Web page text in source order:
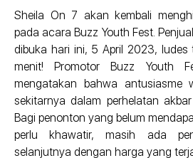
Sheila On 7 akan kembali
pada acara Buzz Youth Fest.
dibuka hari ini, 5 April 2023, ludes
menit! Promotor Buzz Youth
mengatakan bahwa antusiasme
sekitarnya dalam perhelatan
Bagi penonton yang belum
perlu khawatir, masih ada
selanjutnya dengan harga yang